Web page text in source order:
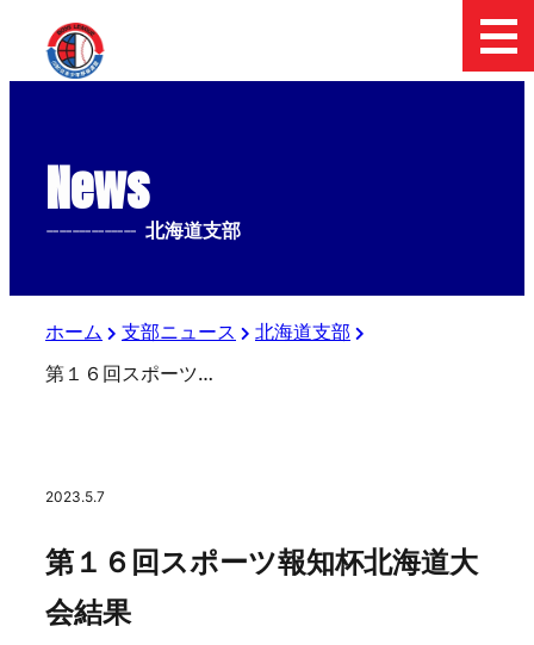
News
-------------- 北海道支部
ホーム 支部ニュース
北海道支部
第１６回スポーツ報知杯北海道大会結果
2023.5.7
第１６回スポーツ報知杯北海道大
会結果